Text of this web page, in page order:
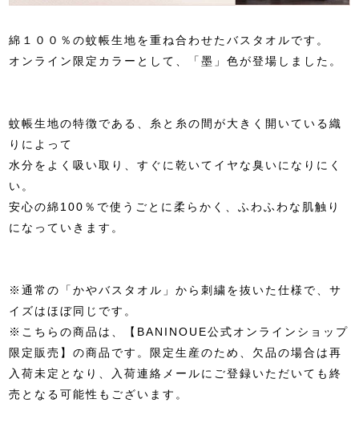
綿１００％の蚊帳生地を重ね合わせたバスタオルです。
オンライン限定カラーとして、「墨」色が登場しました。
蚊帳生地の特徴である、糸と糸の間が大きく開いている織
りによって
水分をよく吸い取り、すぐに乾いてイヤな臭いになりにく
い。
安心の綿100％で使うごとに柔らかく、ふわふわな肌触り
になっていきます。
※通常の「かやバスタオル」から刺繍を抜いた仕様で、サ
イズはほぼ同じです。
※こちらの商品は、【BANINOUE公式オンラインショップ
限定販売】の商品です。限定生産のため、欠品の場合は再
入荷未定となり、入荷連絡メールにご登録いただいても終
売となる可能性もございます。